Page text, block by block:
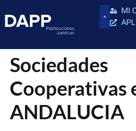
MI
Sociedades
Cooperativas
ANDALUCIA